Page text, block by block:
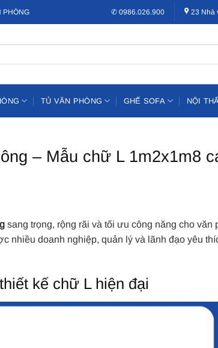
PHÒNG ✆ 0986.026.900 23 Nhà
TỦ VĂN PHÒNG GHẾ SOFA NỘI
– Mẫu chữ L 1m2x1m8
sang trọng, rộng rãi và tối ưu công năng cho văn
nhiều doanh nghiệp, quản lý và lãnh đạo yêu
kế chữ L hiện đại